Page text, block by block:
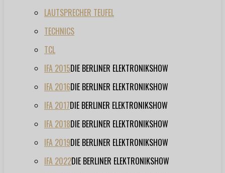
LAUTSPRECHER TEUFEL
TECHNICS
TCL
IFA 2015DIE BERLINER ELEKTRONIKSHOW
IFA 2016DIE BERLINER ELEKTRONIKSHOW
IFA 2017DIE BERLINER ELEKTRONIKSHOW
IFA 2018DIE BERLINER ELEKTRONIKSHOW
IFA 2019DIE BERLINER ELEKTRONIKSHOW
IFA 2022DIE BERLINER ELEKTRONIKSHOW